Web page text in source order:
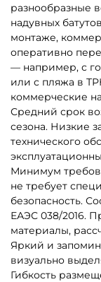
разнообразные
надувных
монтаже,
оперативно
— например, с
или с пляжа в
коммерческие
Средний срок
сезона. Низкие
технического
Минимум
не требует
безопасность.
ЕАЭС 038/2016.
материалы,
Яркий и
визуально
Гибкость